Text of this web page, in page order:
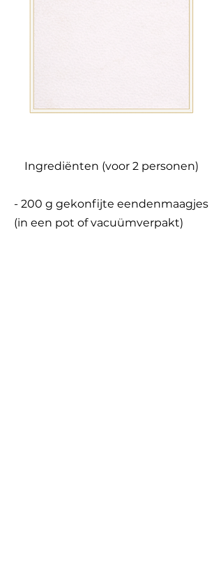
Ingrediënten (voor 2 personen)
- 200 g gekonfijte eendenmaagjes
(in een pot of vacuümverpakt)